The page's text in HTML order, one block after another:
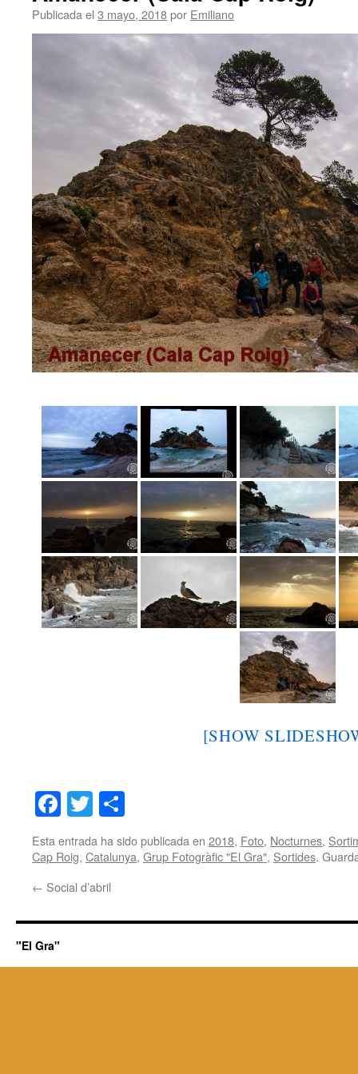
Publicada el 3 mayo, 2018por Emiliano
[SHOW
Facebook
Twitter
Esta entrada ha sido publicada en 2018, Foto, Nocturnes,
Cap Roig, Catalunya, Grup Fotogràfic "El Gra", Sortides.
← Social d’abril
"El Gra"